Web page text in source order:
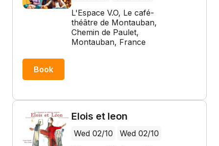
L'Espace V.O, Le café-
théâtre de Montauban,
Chemin de Paulet,
Montauban, France
Book
Elois et leon
Wed 02/10
Wed 02/10